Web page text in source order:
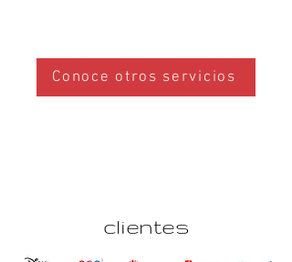
Conoce otros servicios
clientes